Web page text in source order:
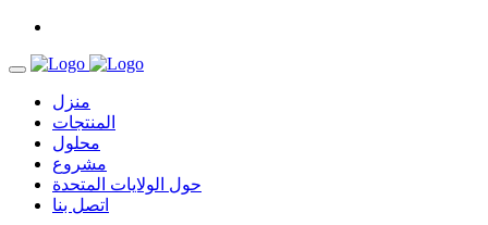
منزل
المنتجات
محلول
مشروع
حول الولايات المتحدة
اتصل بنا